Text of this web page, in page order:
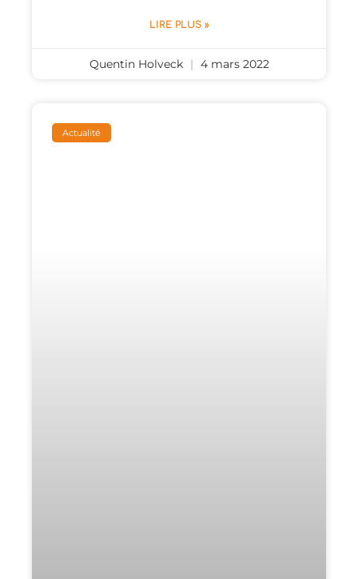
LIRE PLUS »
Quentin Holveck 4 mars 2022
Actualité